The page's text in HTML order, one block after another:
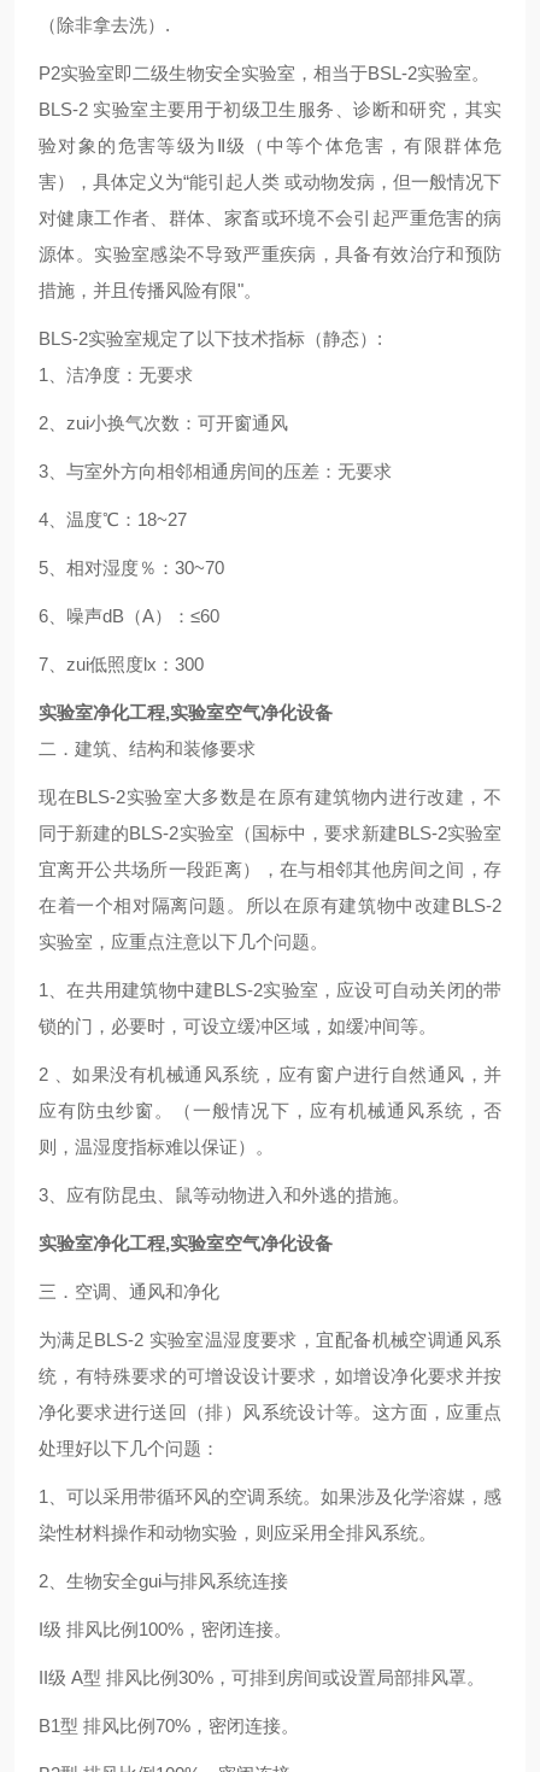
（除非拿去洗）.
P2实验室即二级生物安全实验室，相当于BSL-2实验室。
BLS-2 实验室主要用于初级卫生服务、诊断和研究，其实
验对象的危害等级为Ⅱ级（中等个体危害，有限群体危
害），具体定义为“能引起人类 或动物发病，但一般情况下
对健康工作者、群体、家畜或环境不会引起严重危害的病
源体。实验室感染不导致严重疾病，具备有效治疗和预防
措施，并且传播风险有限"。
BLS-2实验室规定了以下技术指标（静态）:
1、洁净度：无要求
2 、zui小换气次数：可开窗通风
3 、与室外方向相邻相通房间的压差：无要求
4 、温度℃：18~27
5 、相对湿度％：30~70
6 、噪声dB（A）：≤60
7 、zui低照度lx：300
实验室净化工程,实验室空气净化设备
二．建筑、结构和装修要求
现在BLS-2实验室大多数是在原有建筑物内进行改建，不
同于新建的BLS-2实验室（国标中，要求新建BLS-2实验室
宜离开公共场所一段距离），在与相邻其他房间之间，存
在着一个相对隔离问题。所以在原有建筑物中改建BLS-2
实验室，应重点注意以下几个问题。
1
、在共用建筑物中建BLS-2实验室，应设可自动关闭的带
锁的门，必要时，可设立缓冲区域，如缓冲间等。
2
、如果没有机械通风系统，应有窗户进行自然通风，并
应有防虫纱窗。（一般情况下，应有机械通风系统，否
则，温湿度指标难以保证）。
3 、应有防昆虫、鼠等动物进入和外逃的措施。
实验室净化工程,实验室空气净化设备
三．空调、通风和净化
为满足BLS-2 实验室温湿度要求，宜配备机械空调通风系
统，有特殊要求的可增设设计要求，如增设净化要求并按
净化要求进行送回（排）风系统设计等。这方面，应重点
处理好以下几个问题：
1
、可以采用带循环风的空调系统。如果涉及化学溶媒，感
染性材料操作和动物实验，则应采用全排风系统。
2 、生物安全gui与排风系统连接
I级 排风比例100%，密闭连接。
II级 A型 排风比例30%，可排到房间或设置局部排风罩。
B1型 排风比例70%，密闭连接。